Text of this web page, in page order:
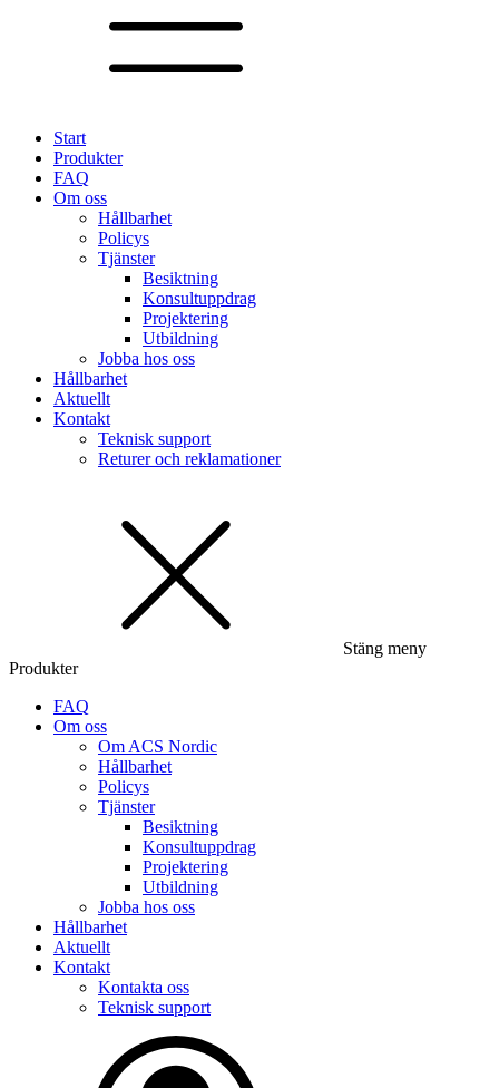
Start
Produkter
FAQ
Om oss
Hållbarhet
Policys
Tjänster
Besiktning
Konsultuppdrag
Projektering
Utbildning
Jobba hos oss
Hållbarhet
Aktuellt
Kontakt
Teknisk support
Returer och reklamationer
Stäng meny
Produkter
FAQ
Om oss
Om ACS Nordic
Hållbarhet
Policys
Tjänster
Besiktning
Konsultuppdrag
Projektering
Utbildning
Jobba hos oss
Hållbarhet
Aktuellt
Kontakt
Kontakta oss
Teknisk support